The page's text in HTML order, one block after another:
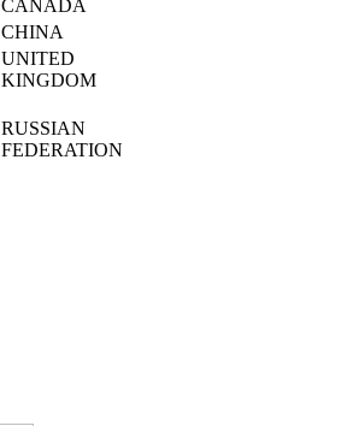
CANADA
CHINA
UNITED
KINGDOM
RUSSIAN
FEDERATION